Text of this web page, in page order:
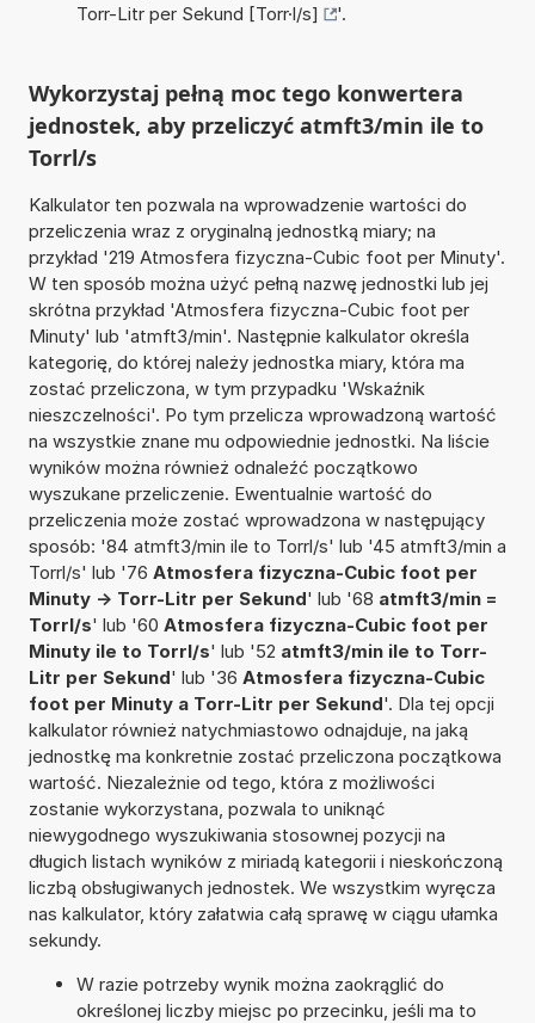
Torr-Litr per Sekund [Torr·l/s]
'.
Wykorzystaj pełną moc tego konwertera
jednostek, aby przeliczyć atmft3/min ile to
Torrl/s
Kalkulator ten pozwala na wprowadzenie wartości do
przeliczenia wraz z oryginalną jednostką miary; na
przykład '219 Atmosfera fizyczna-Cubic foot per Minuty'.
W ten sposób można użyć pełną nazwę jednostki lub jej
skrótna przykład 'Atmosfera fizyczna-Cubic foot per
Minuty' lub 'atmft3/min'. Następnie kalkulator określa
kategorię, do której należy jednostka miary, która ma
zostać przeliczona, w tym przypadku 'Wskaźnik
nieszczelności'. Po tym przelicza wprowadzoną wartość
na wszystkie znane mu odpowiednie jednostki. Na liście
wyników można również odnaleźć początkowo
wyszukane przeliczenie. Ewentualnie wartość do
przeliczenia może zostać wprowadzona w następujący
sposób: '84 atmft3/min ile to Torrl/s' lub '45 atmft3/min a
Torrl/s' lub '76 Atmosfera fizyczna-Cubic foot per
Minuty -> Torr-Litr per Sekund' lub '68 atmft3/min =
Torrl/s' lub '60 Atmosfera fizyczna-Cubic foot per
Minuty ile to Torrl/s' lub '52 atmft3/min ile to Torr-
Litr per Sekund' lub '36 Atmosfera fizyczna-Cubic
foot per Minuty a Torr-Litr per Sekund'. Dla tej opcji
kalkulator również natychmiastowo odnajduje, na jaką
jednostkę ma konkretnie zostać przeliczona początkowa
wartość. Niezależnie od tego, która z możliwości
zostanie wykorzystana, pozwala to uniknąć
niewygodnego wyszukiwania stosownej pozycji na
długich listach wyników z miriadą kategorii i nieskończoną
liczbą obsługiwanych jednostek. We wszystkim wyręcza
nas kalkulator, który załatwia całą sprawę w ciągu ułamka
sekundy.
W razie potrzeby wynik można zaokrąglić do
określonej liczby miejsc po przecinku, jeśli ma to